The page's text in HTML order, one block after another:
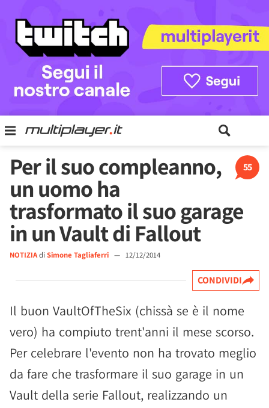
55
Per il suo compleanno,
un uomo ha
trasformato il suo garage
in un Vault di Fallout
NOTIZIAdi Simone Tagliaferri — 12/12/2014
CONDIVIDI
Il buon VaultOfTheSix (chissà se è il nome
vero) ha compiuto trent'anni il mese scorso.
Per celebrare l'evento non ha trovato meglio
da fare che trasformare il suo garage in un
Vault della serie Fallout, realizzando un